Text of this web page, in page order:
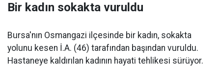
Bir kadın sokakta vuruldu
Bursa'nın Osmangazi ilçesinde bir kadın, sokakta
yolunu kesen İ.A. (46) tarafından başından vuruldu.
Hastaneye kaldırılan kadının hayati tehlikesi sürüyor.